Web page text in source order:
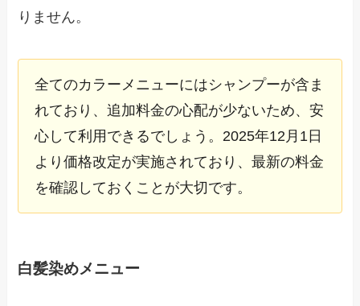
りません。
全てのカラーメニューにはシャンプーが含ま
れており、追加料金の心配が少ないため、安
心して利用できるでしょう。2025年12月1日
より価格改定が実施されており、最新の料金
を確認しておくことが大切です。
白髪染めメニュー